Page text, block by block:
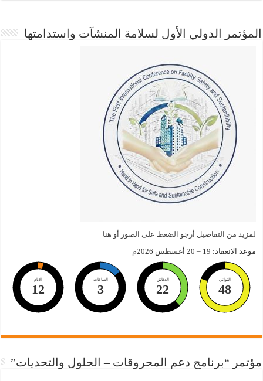
المؤتمر الدولي الأول لسلامة المنشآت واستدامتها
لمزيد من التفاصيل أرجو الضعط على الصور أو هنا
موعد الانعقاد: 19 – 20 أغسطس 2026م
الايام
12
الساعات
3
الدقائق
22
الثواني
47
مؤتمر “برنامج دعم المحروقات – الحلول والتحديات”